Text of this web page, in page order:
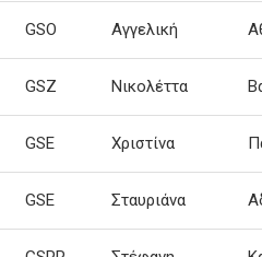
GSO Αγγελική
GSZ Νικολέττα
GSE Χριστίνα
GSE Σταυριάνα